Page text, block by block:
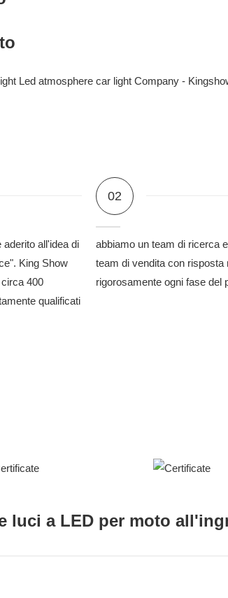
all'idea di
King Show
400
qualificati
02
abbiamo un team di ricerca
team di vendita con risposta
rigorosamente ogni fase
luci a LED per moto